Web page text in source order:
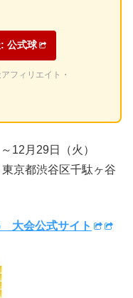
公式球
フィリエイト・
12月29日（火）
京都渋谷区千駄ヶ谷
大会公式サイト